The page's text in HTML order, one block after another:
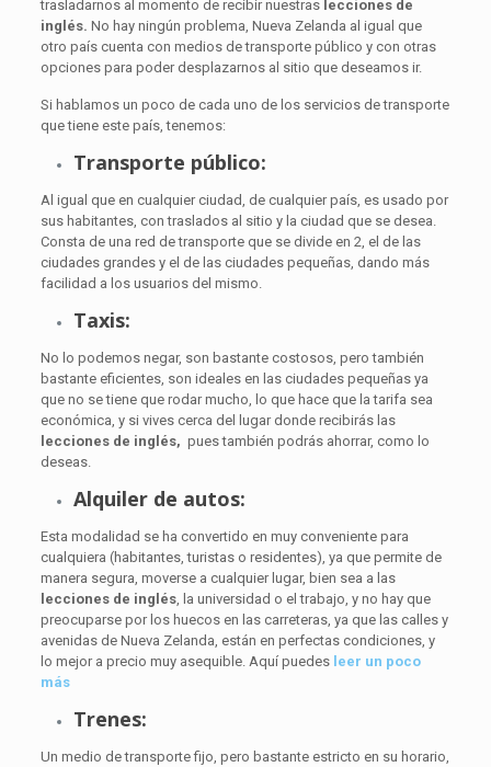
trasladarnos al momento de recibir nuestras lecciones de
inglés.No hay ningún problema, Nueva Zelanda al igual que
otro país cuenta con medios de transporte público y con otras
opciones para poder desplazarnos al sitio que deseamos ir.
Si hablamos un poco de cada uno de los servicios de transporte
que tiene este país, tenemos:
Transporte público:
Al igual que en cualquier ciudad, de cualquier país, es usado por
sus habitantes, con traslados al sitio y la ciudad que se desea.
Consta de una red de transporte que se divide en 2, el de las
ciudades grandes y el de las ciudades pequeñas, dando más
facilidad a los usuarios del mismo.
Taxis:
No lo podemos negar, son bastante costosos, pero también
bastante eficientes, son ideales en las ciudades pequeñas ya
que no se tiene que rodar mucho, lo que hace que la tarifa sea
económica, y si vives cerca del lugar donde recibirás las
lecciones de inglés, pues también podrás ahorrar, como lo
deseas.
Alquiler de autos:
Esta modalidad se ha convertido en muy conveniente para
cualquiera (habitantes, turistas o residentes), ya que permite de
manera segura, moverse a cualquier lugar, bien sea a las
lecciones de inglés la universidad o el trabajo, y no hay que
preocuparse por los huecos en las carreteras, ya que las calles y
avenidas de Nueva Zelanda, están en perfectas condiciones, y
lo mejor a precio muy asequible. Aquí puedes leer un poco
más
Trenes:
Un medio de transporte fijo, pero bastante estricto en su horario,